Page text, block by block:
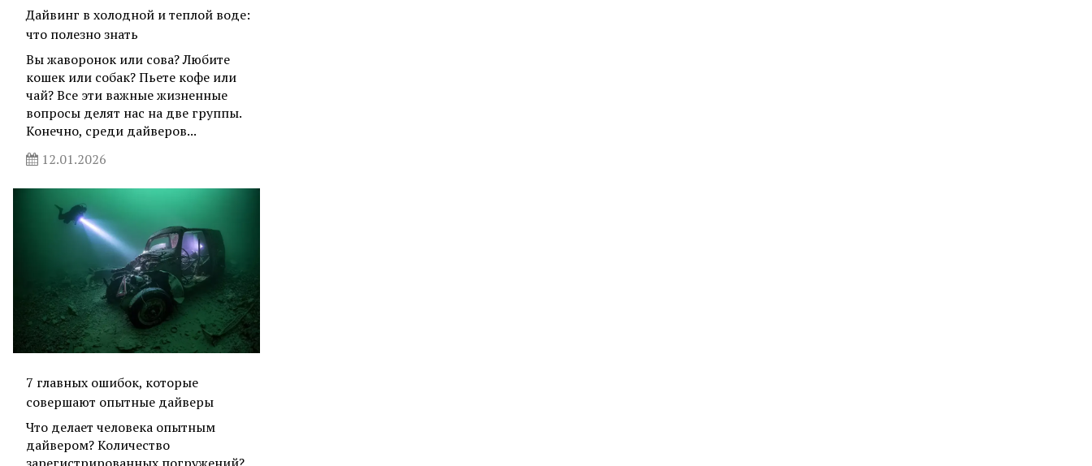
Дайвинг в холодной и теплой воде:
что полезно знать
Вы жаворонок или сова? Любите
кошек или собак? Пьете кофе или
чай? Все эти важные жизненные
вопросы делят нас на две группы.
Конечно, среди дайверов...
12.01.2026
7 главных ошибок, которые
совершают опытные дайверы
Что делает человека опытным
дайвером? Количество
зарегистрированных погружений?